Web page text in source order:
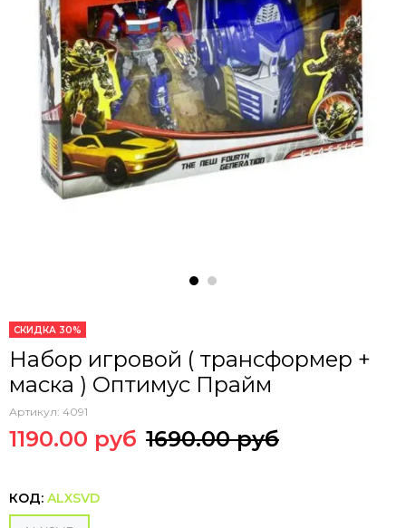
СКИДКА 30%
Набор игровой ( трансформер +
маска ) Оптимус Прайм
Артикул: 4091
1190.00 руб 1690.00 руб
КОД: ALXSVD